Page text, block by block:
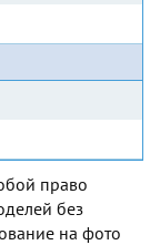
право
без
на фото